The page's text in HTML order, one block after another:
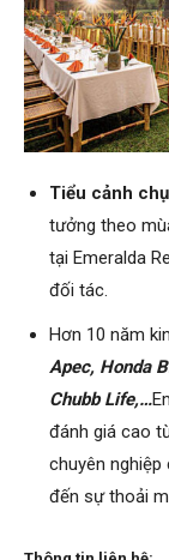
Tiểu cảnh
tưởng theo
tại Emeralda
đối tác.
Hơn 10 năm
Apec, Honda
Chubb Life,…
đánh giá cao
chuyên
đến sự thoải